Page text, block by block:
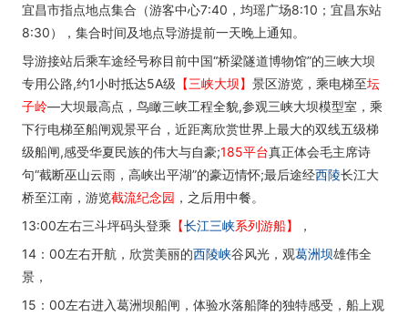
宜昌市指点地点集合（游客中心7:40，均瑶广场8:10；宜昌东站
8:30），集合时间及地点导游提前一天晚上通知。
导游接站后乘车途经号称目前中国“桥梁隧道博物馆”的三峡大坝
专用公路,约1小时抵达5A级 【三峡大坝】 景区游览，乘电梯至坛
子岭—大坝最高点，鸟瞰三峡工程全貌,参观三峡大坝模型室，乘
下行电梯至船闸观景平台，近距离欣赏世界上最大的双线五级梯
级船闸,感受华夏民族的伟大与自豪;185平台真正体会毛主席诗
句“截断巫山云雨，高峡出平湖”的豪迈情怀;最后途经西陵长江大
桥至江南，游览截流纪念园 ，之后用中餐。
13:00左右三斗坪码头登乘 【长江三峡系列游船】
，
14：00左右开航，欣赏美丽的西陵峡谷风光，观葛洲坝雄伟全
景，
15：00左右进入葛洲坝船闸，体验水落船降的独特感受，船上观